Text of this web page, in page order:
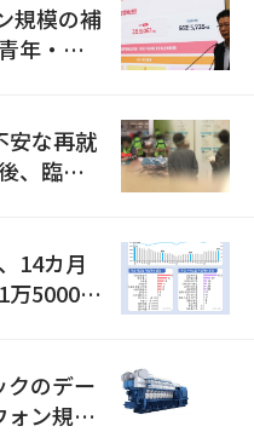
規模の補
年・安
安な再就
、臨時
14カ月
5000人
クのデー
ン規模